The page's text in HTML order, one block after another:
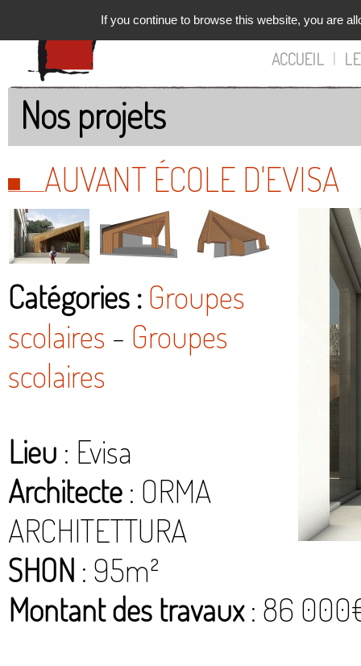
ACCUEIL |
Nos projets
AUVANT ÉCOLE D'EVISA
Catégories : Groupes
scolaires - Groupes
scolaires
Lieu : Evisa
Architecte : ORMA
ARCHITETTURA
SHON : 95m²
Montant des travaux: 86
If you continue to browse this website, you are